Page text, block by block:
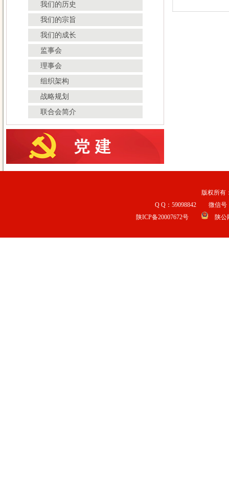
我们的历史
我们的宗旨
我们的成长
监事会
理事会
组织架构
战略规划
联合会简介
版权所有
Q Q：59098842 微信号
陕ICP备20007672号
陕公